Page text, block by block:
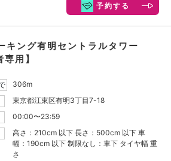
予約する
ング有明セントラルタワー
専用】
306m
東京都江東区有明3丁目7-18
00:00〜23:59
高さ：210cm 以下 長さ：500cm 以下 車
幅：190cm 以下 制限なし：車下 タイヤ幅 重
さ